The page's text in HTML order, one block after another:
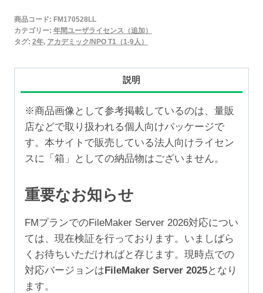
年
間
ザ
ラ
イ
セ
ン
追
加
2
年
（ア
カ
デ
商品コード: FM170528LL
カテゴリー: 年間ユーザライセンス（追加）
タグ: 2年, アカデミック/NPO T1（1-9人）
説明
※商品画像として参考掲載しているのは、量販
店などで取り扱われる個人向けパッケージで
す。本サイトで販売している法人向けライセン
スに「箱」としての納品物はございません。
重要なお知らせ
FMプランでのFileMaker Server 2026対応につい
ては、現在検証を行っております。いましばら
くお待ちいただければと存じます。現時点での
対応バージョンは FileMaker Server 2025となり
ます。